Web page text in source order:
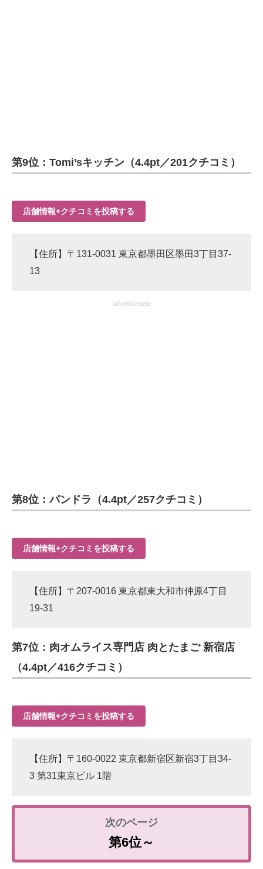
第9位：Tomi’sキッチン（4.4pt／201クチコミ）
店舗情報+クチコミを投稿する
【住所】〒131-0031 東京都墨田区墨田3丁目37-
13
advertisement
第8位：パンドラ（4.4pt／257クチコミ）
店舗情報+クチコミを投稿する
【住所】〒207-0016 東京都東大和市仲原4丁目
19-31
第7位：肉オムライス専門店 肉とたまご 新宿店
（4.4pt／416クチコミ）
店舗情報+クチコミを投稿する
【住所】〒160-0022 東京都新宿区新宿3丁目34-
3 第31東京ビル 1階
第6位～